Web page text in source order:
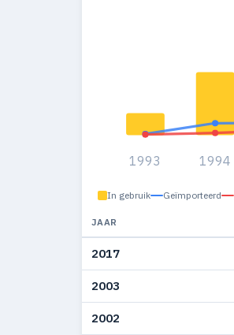
1993 1994
In gebruik Geïmporteerd
JAAR
2017
2003
2002